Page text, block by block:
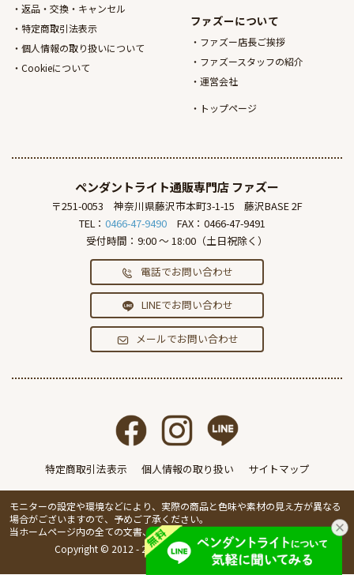
返品・交換・キャンセル
特定商取引法表示
個人情報の取り扱いについて
Cookieについて
ファズーについて
ファズー店長ご挨拶
ファズースタッフの紹介
運営会社
トップページ
ペンダントライト通販専門店 ファズー
〒251-0053 神奈川県藤沢市本町3-1-15
藤沢BASE 2F
TEL： 0466-47-9490
FAX：0466-47-9491
受付時間：9:00 ～ 18:00（土日祝除く）
電話でお問い合わせ
LINEでお問い合わせ
メールでお問い合わせ
特定商取引法表示 個人情報の取り扱い サイトマップ
モニターの設定や環境などにより、実際の商品と色味や素材の見え方が異なる
場合がございますので、予めご了承ください。
当ホームページ内の全ての文書、画像の無断転載・複製を禁止します。
Copyright © 2012 - 2026 IVillage Inc. All Rights Reserved.